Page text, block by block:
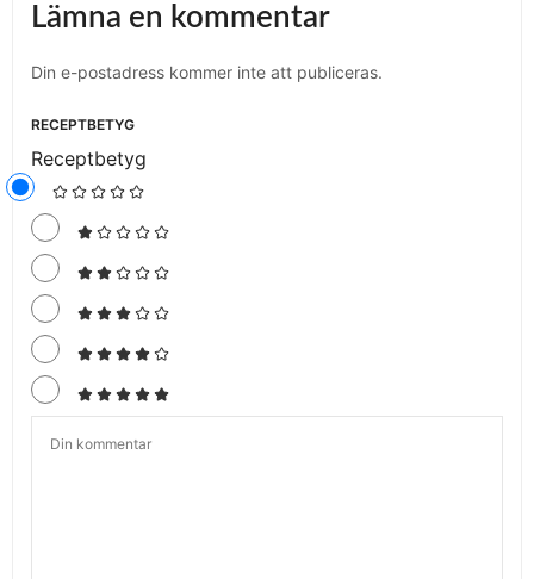
Lämna en kommentar
Din e-postadress kommer inte att publiceras.
RECEPTBETYG
Receptbetyg